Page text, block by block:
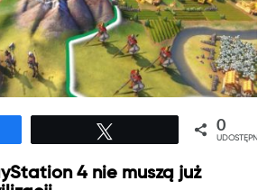
0
4 nie muszą już